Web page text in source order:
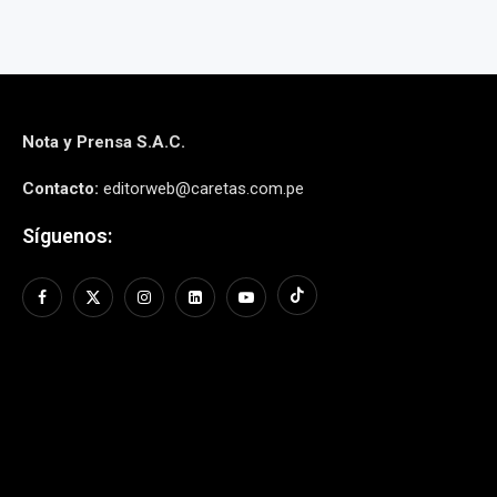
Nota y Prensa S.A.C.
Contacto: editorweb@caretas.com.pe
Síguenos: